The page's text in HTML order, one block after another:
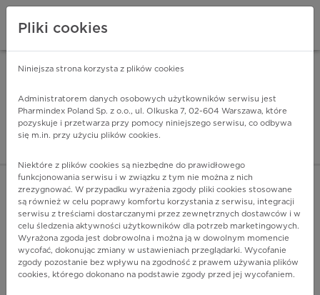
Pharmindex - lider
ZALOGUJ SIĘ
POKAŻ FILTRY
Pharmindex
Pliki cookies
Niniejsza strona korzysta z plików cookies
Administratorem danych osobowych użytkowników serwisu jest
Pharmindex Poland Sp. z o.o., ul. Olkuska 7, 02-604 Warszawa, które
pozyskuje i przetwarza przy pomocy niniejszego serwisu, co odbywa
się m.in. przy użyciu plików cookies.
Niektóre z plików cookies są niezbędne do prawidłowego
funkcjonowania serwisu i w związku z tym nie można z nich
zrezygnować. W przypadku wyrażenia zgody pliki cookies stosowane
są również w celu poprawy komfortu korzystania z serwisu, integracji
serwisu z treściami dostarczanymi przez zewnętrznych dostawców i w
celu śledzenia aktywności użytkowników dla potrzeb marketingowych.
Wyrażona zgoda jest dobrowolna i można ją w dowolnym momencie
wycofać, dokonując zmiany w ustawieniach przeglądarki. Wycofanie
zgody pozostanie bez wpływu na zgodność z prawem używania plików
cookies, którego dokonano na podstawie zgody przed jej wycofaniem.
ZA DARMO - w Google Play INSTALUJ